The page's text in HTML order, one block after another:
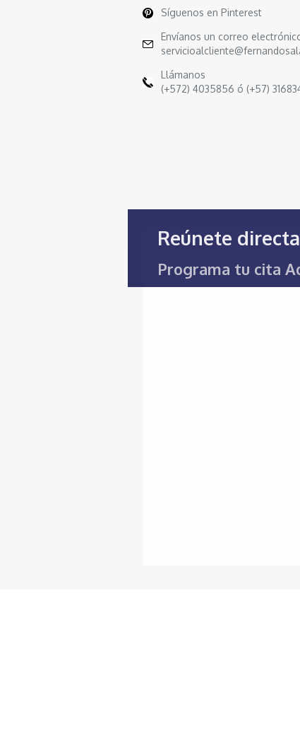
Síguenos en Pinterest
Envíanos un correo
Llámanos
(+572) 4035856 ó (+57)
Reúnete
Programa tu cita